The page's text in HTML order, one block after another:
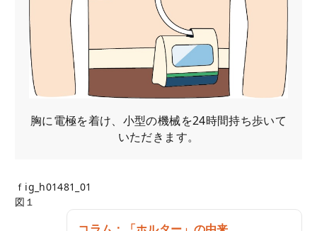
胸に電極を着け、小型の機械を24時間持ち歩いて
いただきます。
ｆig_h01481_01
図１